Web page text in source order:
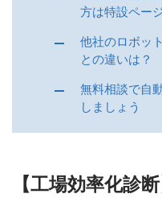
方は特設ペー
他社のロボッ
との違いは？
無料相談で自
しましょう
【工場効率化診